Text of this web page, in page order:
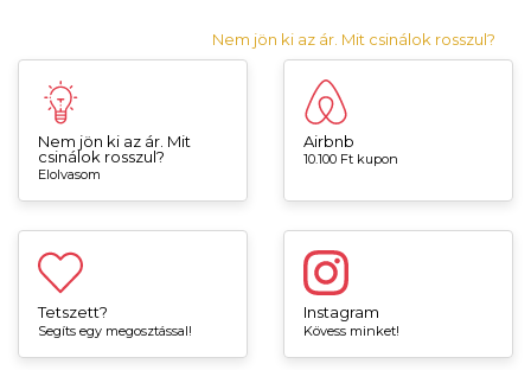
Nem jön ki az ár. Mit csinálok rosszul?
Nem jön ki az ár. Mit
csinálok rosszul?
Elolvasom
Airbnb
10.100 Ft kupon
Tetszett?
Segíts egy megosztással!
Instagram
Kövess minket!